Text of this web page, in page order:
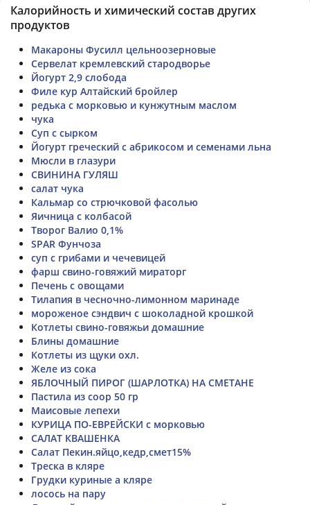
Калорийность и химический состав других
продуктов
Макароны Фусилл цельноозерновые
Сервелат кремлевский стародворье
Йогурт 2,9 слобода
Филе кур Алтайский бройлер
редька с морковью и кунжутным маслом
чука
Суп с сырком
Йогурт греческий с абрикосом и семенами льна
Мюсли в глазури
СВИНИНА ГУЛЯШ
салат чука
Кальмар со стрючковой фасолью
Яичница с колбасой
Творог Валио 0,1%
SPAR Фунчоза
суп с грибами и чечевицей
фарш свино-говяжий мираторг
Печень с овощами
Тилапия в чесночно-лимонном маринаде
мороженое сэндвич с шоколадной крошкой
Котлеты свино-говяжьи домашние
Блины домашние
Котлеты из щуки охл.
Желе из сока
ЯБЛОЧНЫЙ ПИРОГ (ШАРЛОТКА) НА СМЕТАНЕ
Пастила из соор 50 гр
Маисовые лепехи
КУРИЦА ПО-ЕВРЕЙСКИ с морковью
САЛАТ КВАШЕНКА
Салат Пекин.яйцо,кедр,смет15%
Треска в кляре
Грудки куриные а кляре
лосось на пару